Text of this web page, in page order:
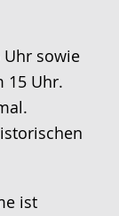
Uhr sowie
15 Uhr.
ist